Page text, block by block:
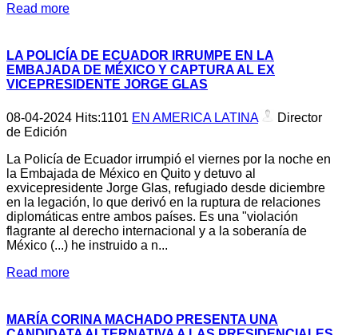
Read more
LA POLICÍA DE ECUADOR IRRUMPE EN LA
EMBAJADA DE MÉXICO Y CAPTURA AL EX
VICEPRESIDENTE JORGE GLAS
08-04-2024 Hits:1101 EN AMERICA LATINA
Director
de Edición
La Policía de Ecuador irrumpió el viernes por la noche en
la Embajada de México en Quito y detuvo al
exvicepresidente Jorge Glas, refugiado desde diciembre
en la legación, lo que derivó en la ruptura de relaciones
diplomáticas entre ambos países. Es una "violación
flagrante al derecho internacional y a la soberanía de
México (...) he instruido a n...
Read more
MARÍA CORINA MACHADO PRESENTA UNA